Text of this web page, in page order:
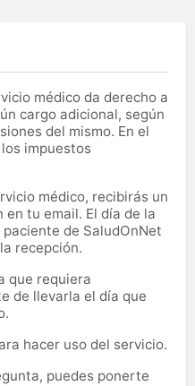
médico da derecho a
cargo adicional, según
del mismo. En el
impuestos
médico, recibirás un
tu email. El día de la
de SaludOnNet
recepción.
que requiera
de llevarla el día que
hacer uso del servicio.
puedes ponerte